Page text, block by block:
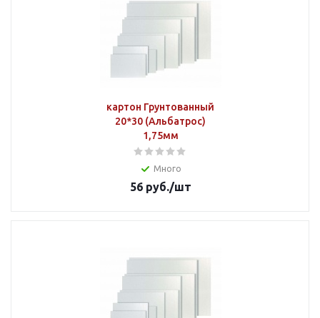
картон Грунтованный
20*30 (Альбатрос)
1,75мм
Много
56руб./шт